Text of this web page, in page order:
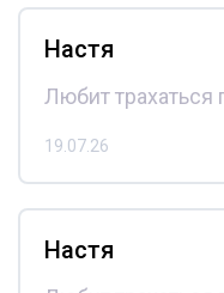
Настя
Любит трахаться
19.07.26
Настя